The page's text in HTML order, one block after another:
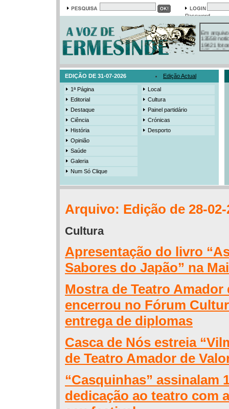
Password
Em arquivo
13558
19421
385
EDIÇÃO DE 31-07-2026 Edição Actual
1ª Página
Editorial
Destaque
Ciência
História
Opinião
Saúde
Galeria
Num Só Clique
Local
Cultura
Painel partidário
Crónicas
Desporto
Arquivo: Edição de 28-02-
Cultura
Apresentação do livro
Sabores do Japão” na
Mostra de Teatro Amador
encerrou no Fórum
entrega de diplomas
Casca de Nós estreia
de Teatro Amador de
“Casquinhas” assinalam
dedicação ao teatro com